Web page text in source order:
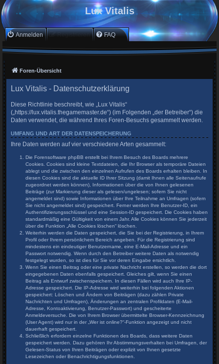
Lux Vitalis
Anmelden Registrieren FAQ
Foren-Übersicht
Lux Vitalis - Datenschutzerklärung
Diese Richtlinie beschreibt, wie „Lux Vitalis“
(„https://lux.vitalis.thegamemaster.de“) (im Folgenden „der Betreiber“) die
Daten verwendet, die während Ihres Foren-Besuchs gesammelt werden.
UMFANG UND ART DER DATENSPEICHERUNG
Ihre Daten werden auf vier verschiedene Arten gesammelt:
Die Forensoftware phpBB erstellt bei Ihrem Besuch des Boards mehrere
Cookies. Cookies sind kleine Textdateien, die Ihr Browser als temporäre Dateien
ablegt und die zwischen den einzelnen Aufrufen des Boards erhalten bleiben. In
diesen Cookies sind die aktuelle ID Ihrer Sitzung (damit Ihnen alle Seitenaufrufe
zugeordnet werden können), Informationen über die von Ihnen gelesenen
Beiträge (zur Markierung dieser als gelesen/ungelesen; sofern Sie nicht
angemeldet sind) sowie Informationen über Ihre Teilnahme an Umfragen (sofern
Sie nicht angemeldet sind) gespeichert. Ferner werden Ihre Benutzer-ID, ein
Authentifizierungsschlüssel und eine Session-ID gespeichert. Die Cookies haben
standardmäßig eine Gültigkeit von einem Jahr. Alle Cookies können Sie jederzeit
über die Funktion „Alle Cookies löschen“ löschen.
Weiterhin werden die Daten gespeichert, die Sie bei der Registrierung, in Ihrem
Profil oder Ihrem persönlichem Bereich angeben. Für die Registrierung sind
mindestens ein eindeutiger Benutzername, eine E-Mail-Adresse und ein
Passwort notwendig. Wenn durch den Betreiber weitere Daten als notwendig
festgelegt wurden, so ist dies für Sie vor deren Eingabe ersichtlich.
Wenn Sie einen Beitrag oder eine private Nachricht erstellen, so werden die dort
eingegebenen Daten ebenfalls gespeichert. Gleiches gilt, wenn Sie einen
Beitrag als Entwurf zwischenspeichern. In diesen Fällen wird auch Ihre IP-
Adresse gespeichert. Die IP-Adresse wird weiterhin bei folgenden Aktionen
gespeichert: Löschen und Ändern von Beiträgen (dazu zählen Private
Nachrichten und Umfragen), Änderungen an zentralen Profildaten (E-Mail-
Adresse, Kontoaktivierung, Benutzer-Passwort) und gescheiterte
Anmeldeversuche. Die von Ihrem Browser übermittelte Browser-Kennzeichnung
(User Agent) wird nur in der „Wer ist online?“-Funktion angezeigt und nicht
dauerhaft gespeichert.
Schließlich erfordern einzelne Funktionen des Boards, dass weitere Daten
gespeichert werden. Dazu gehören Ihr Abstimmungsverhalten bei Umfragen, der
Gelesen-Status von Ihren Beiträgen oder explizit von Ihnen gesetzte
Lesezeichen oder Benachrichtigungsfunktionen.